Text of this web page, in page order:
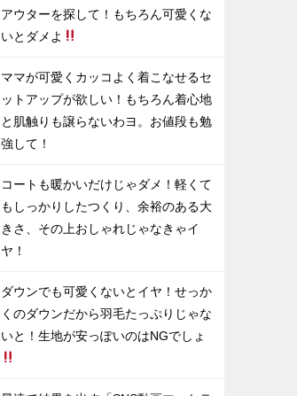
アウターを探して！もちろん可愛くな
いとダメよ
ママが可愛くカッコよく着こなせるセ
ットアップが欲しい！もちろん着心地
と肌触りも譲らないわヨ。お値段も勉
強して！
コートも暖かいだけじゃダメ！軽くて
もしっかりしたつくり、余裕のある大
きさ、その上おしゃれじゃなきゃイ
ヤ！
ダウンでも可愛くないとイヤ！せっか
くのダウンだから羽毛たっぷりじゃな
いと！生地が安っぽいのはNGでしょ